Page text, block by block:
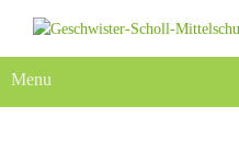
Menu